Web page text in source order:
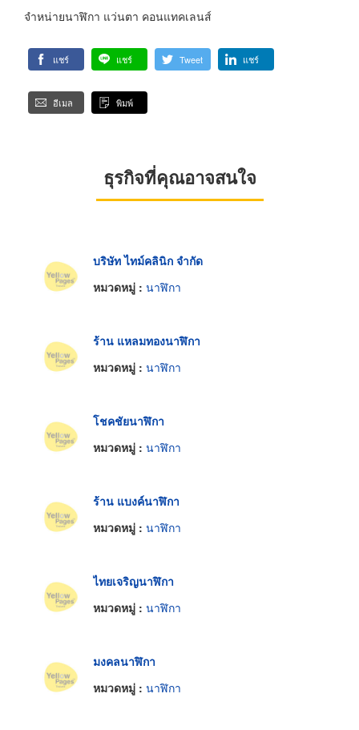
จำหน่ายนาฬิกา แว่นตา คอนแทคเลนส์
แชร์ แชร์ Tweet แชร์
อีเมล พิมพ์
ธุรกิจที่คุณอาจสนใจ
บริษัท ไทม์คลินิก จำกัด
หมวดหมู่ : นาฬิกา
ร้าน แหลมทองนาฬิกา
หมวดหมู่ : นาฬิกา
โชคชัยนาฬิกา
หมวดหมู่ : นาฬิกา
ร้าน แบงค์นาฬิกา
หมวดหมู่ : นาฬิกา
ไทยเจริญนาฬิกา
หมวดหมู่ : นาฬิกา
มงคลนาฬิกา
หมวดหมู่ : นาฬิกา